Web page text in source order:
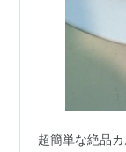
超簡単な絶品